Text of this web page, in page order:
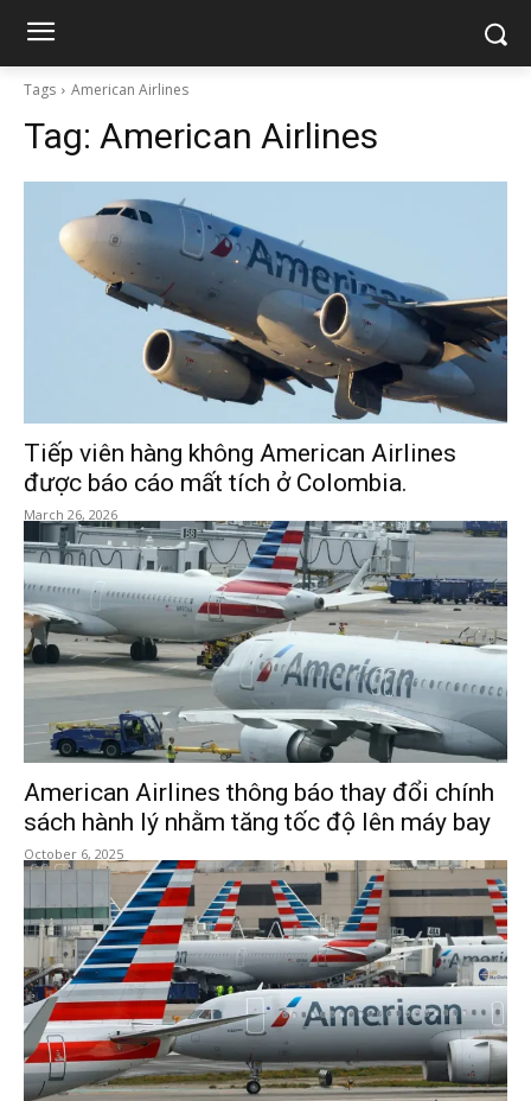
Tags American Airlines
Tag: American Airlines
Tiếp viên hàng không American Airlines
được báo cáo mất tích ở Colombia.
March 26, 2026
American Airlines thông báo thay đổi chính
sách hành lý nhằm tăng tốc độ lên máy bay
October 6, 2025